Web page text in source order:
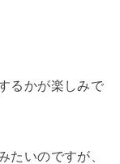
るかが楽しみで
たいのですが、